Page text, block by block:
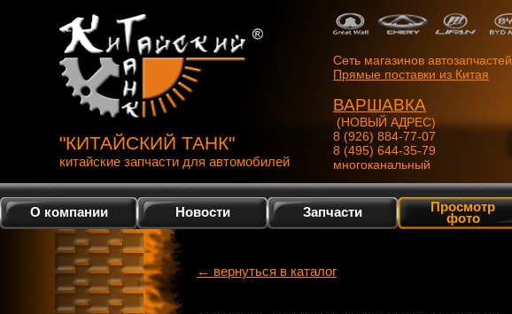
"КИТАЙСКИЙ ТАНК"
китайские запчасти для автомобилей
Сеть магазинов автозапчастей
Прямые поставки из Китая
ВАРШАВКА
(НОВЫЙ АДРЕС)
8 (926) 884-77-07
8 (495) 644-35-79
многоканальный
О компании Новости Запчасти Просмотр
фото
← вернуться в каталог